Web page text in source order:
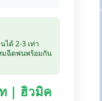
ได้ 2-3 เท่า
มฉีดพ่นพร้อมกัน
ท | ฮิวมิค